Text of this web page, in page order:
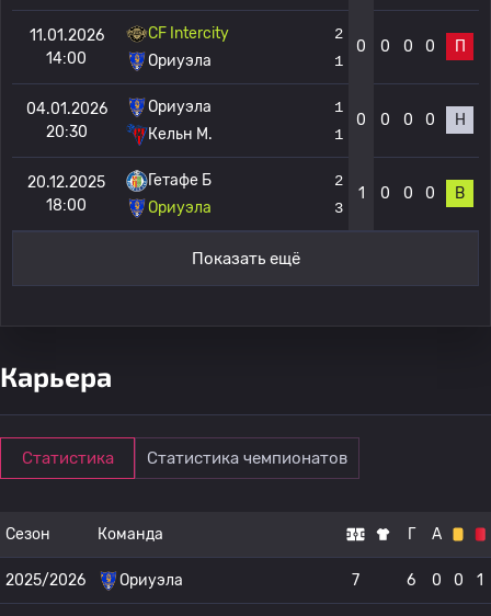
11.01.2026
14:00
CF Intercity
Ориуэла
2
1
0 0 0 0 П
04.01.2026
20:30
Ориуэла
Кельн М.
1
1
0 0 0 0 Н
20.12.2025
18:00
Гетафе Б
Ориуэла
2
3
1 0 0 0 В
Показать ещё
Карьера
Статистика Статистика чемпионатов
Сезон Команда Г А
2025/2026 Ориуэла 7 6 0 0 1